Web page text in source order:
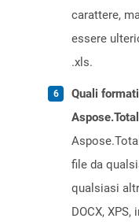
carattere,
essere
.xls.
Quali
file da
qualsiasi
DOCX, XPS,